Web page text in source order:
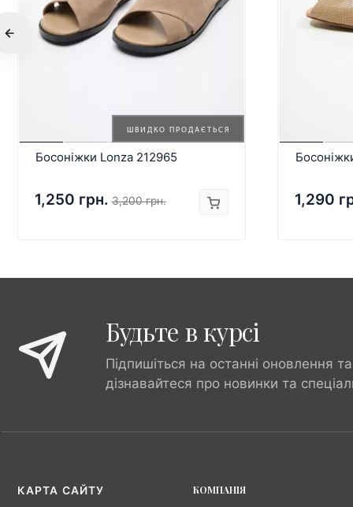
ШВИДКО ПРОДАЄТЬСЯ
Босоніжки Lonza 212965
1,250 грн. 3,200 грн. 1,290
Будьте в курсі
Підпишіться на останні оновлення та
дізнавайтеся про новинки та
КАРТА САЙТУ
КОМПАНІЯ